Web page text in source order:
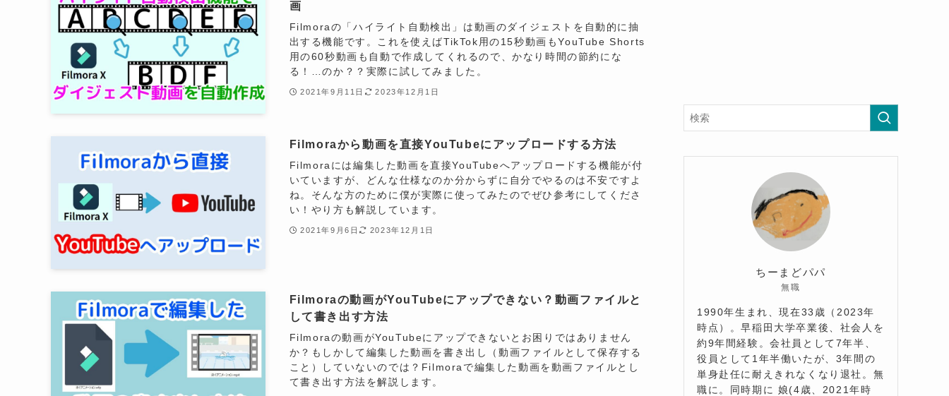
画
Filmoraの「ハイライト自動検出」は動画のダイジェストを自動的に抽
出する機能です。これを使えばTikTok用の15秒動画もYouTube Shorts
用の60秒動画も自動で作成してくれるので、かなり時間の節約にな
る！…のか？？実際に試してみました。
2021年9月11日 2023年12月1日
Filmoraから動画を直接YouTubeにアップロードする方法
Filmoraには編集した動画を直接YouTubeへアップロードする機能が付
いていますが、どんな仕様なのか分からずに自分でやるのは不安ですよ
ね。そんな方のために僕が実際に使ってみたのでぜひ参考にしてくださ
い！やり方も解説しています。
2021年9月6日 2023年12月1日
Filmoraの動画がYouTubeにアップできない？動画ファイルと
して書き出す方法
Filmoraの動画がYouTubeにアップできないとお困りではありません
か？もしかして編集した動画を書き出し（動画ファイルとして保存する
こと）していないのでは？Filmoraで編集した動画を動画ファイルとし
て書き出す方法を解説します。
ちーまどパパ
無職
1990年生まれ、現在33歳（2023年
時点）。早稲田大学卒業後、社会人を
約9年間経験。会社員として7年半、
役員として1年半働いたが、3年間の
単身赴任に耐えきれなくなり退社。無
職に。同時期に 娘(4歳、2021年時